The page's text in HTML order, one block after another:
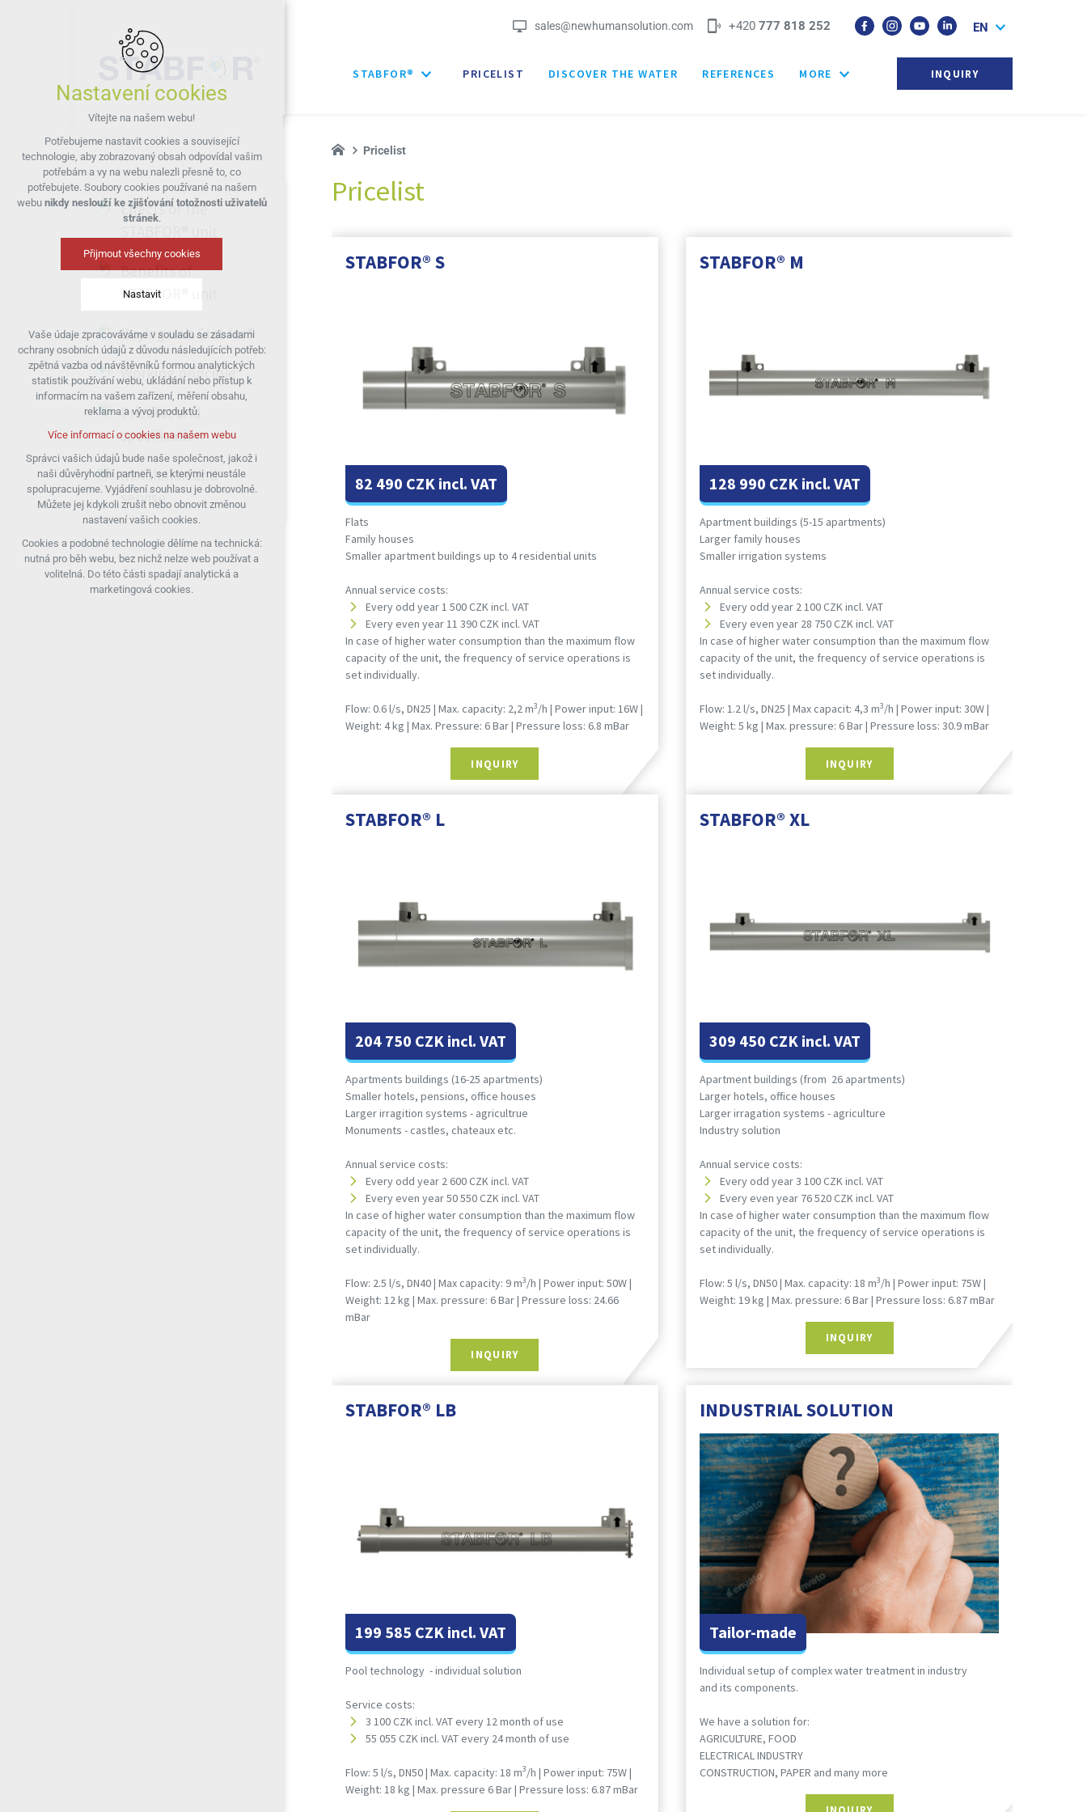
sales@newhumansolution.com +420 777 818 252 EN
STABFOR® PRICELIST DISCOVER THE WATER REFERENCES MORE INQUIRY
Effects of the
Benefits of
STABFOR® unit
Buying unit Stabfor®
Working principle
Pricelist and
specification
Instalation and
servise
Pricelist
Pricelist
STABFOR® S
82 490 CZK incl. VAT
Flats
Family houses
Smaller apartment buildings up to 4 residential units
Annual service costs:
Every odd year 1 500 CZK incl. VAT
Every even year 11 390 CZK incl. VAT
In case of higher water consumption than the maximum flow
capacity of the unit, the frequency of service operations is
set individually.
Flow: 0.6 l/s, DN25 | Max. capacity: 2,2 m3/h | Power input: 16W |
Weight: 4 kg | Max. Pressure: 6 Bar | Pressure loss: 6.8 mBar
INQUIRY
STABFOR® M
128 990 CZK incl. VAT
Apartment buildings (5-15 apartments)
Larger family houses
Smaller irrigation systems
Annual service costs:
Every odd year 2 100 CZK incl. VAT
Every even year 28 750 CZK incl. VAT
In case of higher water consumption than the maximum flow
capacity of the unit, the frequency of service operations is
set individually.
Flow: 1.2 l/s, DN25 | Max capacit: 4,3 m3/h | Power input: 30W |
Weight: 5 kg | Max. pressure: 6 Bar | Pressure loss: 30.9 mBar
INQUIRY
STABFOR® L
204 750 CZK incl. VAT
Apartments buildings (16-25 apartments)
Smaller hotels, pensions, office houses
Larger irragition systems - agricultrue
Monuments - castles, chateaux etc.
Annual service costs:
Every odd year 2 600 CZK incl. VAT
Every even year 50 550 CZK incl. VAT
In case of higher water consumption than the maximum flow
capacity of the unit, the frequency of service operations is
set individually.
Flow: 2.5 l/s, DN40 | Max capacity: 9 m3/h | Power input: 50W |
Weight: 12 kg | Max. pressure: 6 Bar | Pressure loss: 24.66
mBar
INQUIRY
STABFOR® XL
309 450 CZK incl. VAT
Apartment buildings (from 26 apartments)
Larger hotels, office houses
Larger irragation systems - agriculture
Industry solution
Annual service costs:
Every odd year 3 100 CZK incl. VAT
Every even year 76 520 CZK incl. VAT
In case of higher water consumption than the maximum flow
capacity of the unit, the frequency of service operations is
set individually.
Flow: 5 l/s, DN50 | Max. capacity: 18 m3/h | Power input: 75W |
Weight: 19 kg | Max. pressure: 6 Bar | Pressure loss: 6.87 mBar
INQUIRY
STABFOR® LB
199 585 CZK incl. VAT
Pool technology - individual solution
Service costs:
3 100 CZK incl. VAT every 12 month of use
55 055 CZK incl. VAT every 24 month of use
Flow: 5 l/s, DN50 | Max. capacity: 18 m3/h | Power input: 75W |
Weight: 18 kg | Max. pressure 6 Bar | Pressure loss: 6.87 mBar
INDUSTRIAL SOLUTION
Tailor-made
Individual setup of complex water treatment in industry
and its components.
We have a solution for:
AGRICULTURE, FOOD
ELECTRICAL INDUSTRY
CONSTRUCTION, PAPER and many more
Nastavení cookies
Vítejte na našem webu!
Potřebujeme nastavit cookies a související
technologie, aby zobrazovaný obsah odpovídal vašim
potřebám a vy na webu nalezli přesně to, co
potřebujete. Soubory cookies používané na našem
webu nikdy neslouží ke zjišťování totožnosti uživatelů
stránek.
Přijmout všechny cookies
Nastavit
Technická cookies
nutná pro provozování webu
udržení kontextu stránek (session):
případná přihlášení, volby jazyka, apod.
analytická pro anonymizované vyhodnocení
návštěvnosti
marketingová cookies (Google)
Více informací o cookies na našem webu
Přijmout všechny cookies
Odmítnout vše
Vaše údaje zpracováváme v souladu se zásadami
ochrany osobních údajů z důvodu následujících potřeb:
zpětná vazba od návštěvníků formou analytických
statistik používání webu, ukládání nebo přístup k
informacím na vašem zařízení, měření obsahu,
reklama a vývoj produktů.
Více informací o cookies na našem webu
Správci vašich údajů bude naše společnost, jakož i
naši důvěryhodní partneři, se kterými neustále
spolupracujeme. Vyjádření souhlasu je dobrovolné.
Můžete jej kdykoli zrušit nebo obnovit změnou
nastavení vašich cookies.
Cookies a podobné technologie dělíme na technická:
nutná pro běh webu, bez nichž nelze web používat a
volitelná. Do této části spadají analytická a
marketingová cookies.